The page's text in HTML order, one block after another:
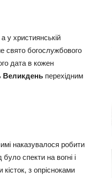
свято богослужбового
дата в кожен
Великдень перехідним
наказувалося робити
спекти на вогні і
з опрісноками